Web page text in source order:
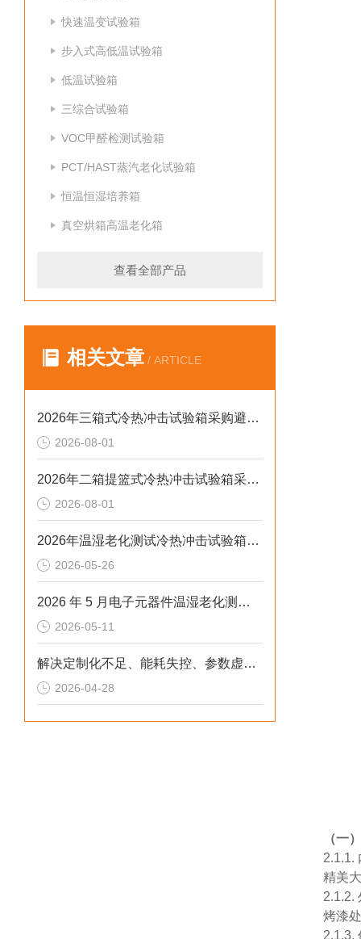
快速温变试验箱
步入式高低温试验箱
低温试验箱
三综合试验箱
VOC甲醛检测试验箱
PCT/HAST蒸汽老化试验箱
恒温恒湿培养箱
真空烘箱高温老化箱
查看全部产品
相关文章 / ARTICLE
2026年三箱式冷热冲击试验箱采购避坑：静测工况、参数与合规选型逻辑
2026-08-01
2026年二箱提篮式冷热冲击试验箱采购避坑：参数、工况与合规逻辑
2026-08-01
2026年温湿老化测试冷热冲击试验箱排行榜：解决精度差、数据无效等核心痛点
2026-05-26
2026 年 5 月电子元器件温湿老化测试：冷热冲击不稳、数据无效？这样解决
2026-05-11
解决定制化不足、能耗失控、参数虚标痛点的2026选型标准
2026-04-28
（一
2.1.1.
精美
2.1.2.
烤漆
2.1.3.